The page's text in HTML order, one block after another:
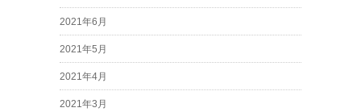
2021年6月
2021年5月
2021年4月
2021年3月